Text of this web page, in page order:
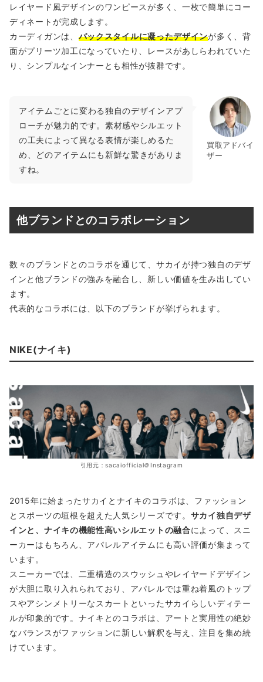
レイヤード風デザインのワンピースが多く、一枚で簡単にコー
ディネートが完成します。
カーディガンは、 バックスタイルに凝ったデザインが多く、背
面がプリーツ加工になっていたり、レースがあしらわれていた
り、シンプルなインナーとも相性が抜群です。
買取アドバイ
ザー
アイテムごとに変わる独自のデザインアプ
ローチが魅力的です。素材感やシルエット
の工夫によって異なる表情が楽しめるた
め、どのアイテムにも新鮮な驚きがありま
すね。
他ブランドとのコラボレーション
数々のブランドとのコラボを通じて、サカイが持つ独自のデザ
インと他ブランドの強みを融合し、新しい価値を生み出してい
ます。
代表的なコラボには、以下のブランドが挙げられます。
NIKE(ナイキ)
引用元：sacaiofficial＠Instagram
2015年に始まったサカイとナイキのコラボは、ファッション
とスポーツの垣根を超えた人気シリーズです。 サカイ独自デザ
インと、ナイキの機能性高いシルエットの融合によって、スニ
ーカーはもちろん、アパレルアイテムにも高い評価が集まって
います。
スニーカーでは、二重構造のスウッシュやレイヤードデザイン
が大胆に取り入れられており、アパレルでは重ね着風のトップ
スやアシンメトリーなスカートといったサカイらしいディテー
ルが印象的です。ナイキとのコラボは、アートと実用性の絶妙
なバランスがファッションに新しい解釈を与え、注目を集め続
けています。